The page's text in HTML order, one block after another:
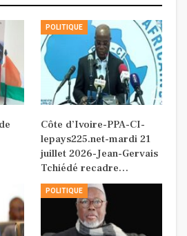
POLITIQUE
Côte d’Ivoire-PPA-CI-
lepays225.net-mardi 21
juillet 2026-Jean-Gervais
Tchiédé recadre…
POLITIQUE